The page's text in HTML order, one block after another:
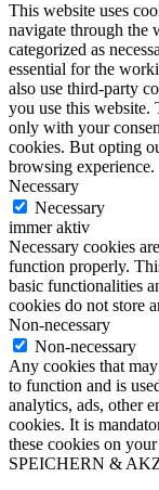
This website uses
navigate through the
categorized as
essential for the
also use third-party
you use this website.
only with your
cookies. But opting
browsing experience.
Necessary
Necessary
immer aktiv
Necessary cookies
function properly.
basic functionalities
cookies do not store
Non-necessary
Non-necessary
Any cookies that
to function and is
analytics, ads, other
cookies. It is
these cookies on
SPEICHERN &